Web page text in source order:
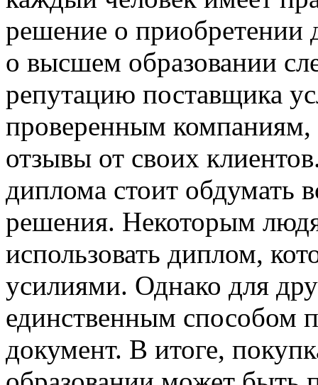
решение о
о высшем образовании
репутацию поставщика
проверенным
отзывы от своих
диплома стоит обдумать
решения. Некоторым
использовать диплом,
усилиями. Однако для
единственным способом
документ. В итоге,